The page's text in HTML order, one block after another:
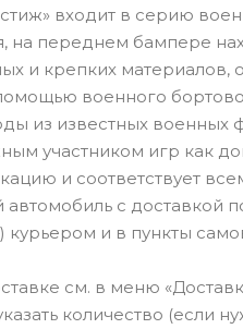
входит в серию
на переднем бампере
и крепких материалов,
военного
из известных
участником игр как
и соответствует
с
и в пункты
см. в меню
количество (если